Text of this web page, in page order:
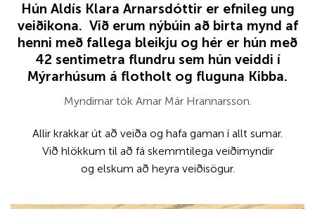
Hún Aldís Klara Arnarsdóttir er efnileg ung
veiðikona. Við erum nýbúin að birta mynd af
henni með fallega bleikju og hér er hún með
42 sentimetra flundru sem hún veiddi í
Mýrarhúsum á flotholt og fluguna Kibba.
Myndirnar tók Arnar Már Hrannarsson.
Allir krakkar út að veiða og hafa gaman í allt sumar.
Við hlökkum til að fá skemmtilega veiðimyndir
og elskum að heyra veiðisögur.